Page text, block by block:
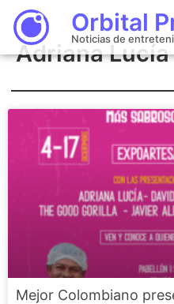
Orbital
Noticias de
Adriana Lucía
Mejor Colombiano